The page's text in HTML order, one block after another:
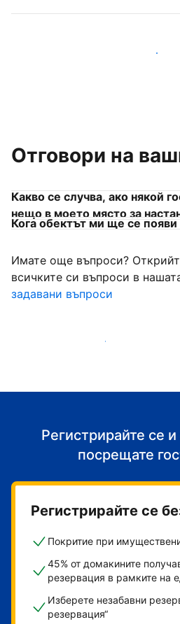
Отговори на
Какво се случва, ако някой
нещо в моето място за
Кога обектът ми ще се появи
Имате още въпроси?
всичките си въпроси в
задавани въпроси
Започнете да приемате гости
Регистрирайте се
посрещате
Регистрирайте се
Покритие при
45% от домакините
резервация в рамките на
Изберете незабавни
резервация“